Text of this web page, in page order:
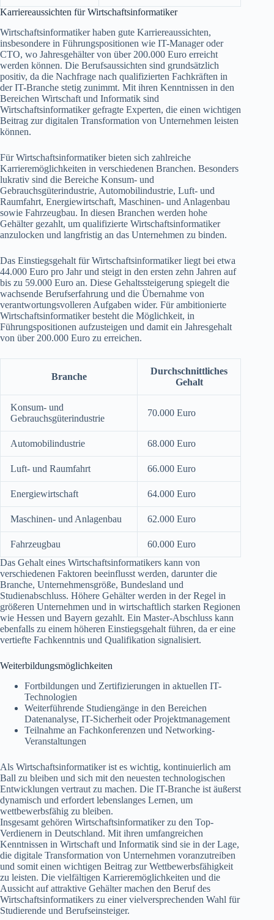
Karriereaussichten für Wirtschaftsinformatiker
Wirtschaftsinformatiker haben gute Karriereaussichten,
insbesondere in Führungspositionen wie IT-Manager oder
CTO, wo Jahresgehälter von über 200.000 Euro erreicht
werden können. Die Berufsaussichten sind grundsätzlich
positiv, da die Nachfrage nach qualifizierten Fachkräften in
der IT-Branche stetig zunimmt. Mit ihren Kenntnissen in den
Bereichen Wirtschaft und Informatik sind
Wirtschaftsinformatiker gefragte Experten, die einen wichtigen
Beitrag zur digitalen Transformation von Unternehmen leisten
können.
Für Wirtschaftsinformatiker bieten sich zahlreiche
Karrieremöglichkeiten in verschiedenen Branchen. Besonders
lukrativ sind die Bereiche Konsum- und
Gebrauchsgüterindustrie, Automobilindustrie, Luft- und
Raumfahrt, Energiewirtschaft, Maschinen- und Anlagenbau
sowie Fahrzeugbau. In diesen Branchen werden hohe
Gehälter gezahlt, um qualifizierte Wirtschaftsinformatiker
anzulocken und langfristig an das Unternehmen zu binden.
Das Einstiegsgehalt für Wirtschaftsinformatiker liegt bei etwa
44.000 Euro pro Jahr und steigt in den ersten zehn Jahren auf
bis zu 59.000 Euro an. Diese Gehaltssteigerung spiegelt die
wachsende Berufserfahrung und die Übernahme von
verantwortungsvolleren Aufgaben wider. Für ambitionierte
Wirtschaftsinformatiker besteht die Möglichkeit, in
Führungspositionen aufzusteigen und damit ein Jahresgehalt
von über 200.000 Euro zu erreichen.
Branche
Durchschnittliches
Gehalt
Konsum- und
Gebrauchsgüterindustrie
70.000 Euro
Automobilindustrie 68.000 Euro
Luft- und Raumfahrt 66.000 Euro
Energiewirtschaft 64.000 Euro
Maschinen- und Anlagenbau 62.000 Euro
Fahrzeugbau
60.000 Euro
Das Gehalt eines Wirtschaftsinformatikers kann von
verschiedenen Faktoren beeinflusst werden, darunter die
Branche, Unternehmensgröße, Bundesland und
Studienabschluss. Höhere Gehälter werden in der Regel in
größeren Unternehmen und in wirtschaftlich starken Regionen
wie Hessen und Bayern gezahlt. Ein Master-Abschluss kann
ebenfalls zu einem höheren Einstiegsgehalt führen, da er eine
vertiefte Fachkenntnis und Qualifikation signalisiert.
Weiterbildungsmöglichkeiten
Fortbildungen und Zertifizierungen in aktuellen IT-
Technologien
Weiterführende Studiengänge in den Bereichen
Datenanalyse, IT-Sicherheit oder Projektmanagement
Teilnahme an Fachkonferenzen und Networking-
Veranstaltungen
Als Wirtschaftsinformatiker ist es wichtig, kontinuierlich am
Ball zu bleiben und sich mit den neuesten technologischen
Entwicklungen vertraut zu machen. Die IT-Branche ist äußerst
dynamisch und erfordert lebenslanges Lernen, um
wettbewerbsfähig zu bleiben.
Insgesamt gehören Wirtschaftsinformatiker zu den Top-
Verdienern in Deutschland. Mit ihren umfangreichen
Kenntnissen in Wirtschaft und Informatik sind sie in der Lage,
die digitale Transformation von Unternehmen voranzutreiben
und somit einen wichtigen Beitrag zur Wettbewerbsfähigkeit
zu leisten. Die vielfältigen Karrieremöglichkeiten und die
Aussicht auf attraktive Gehälter machen den Beruf des
Wirtschaftsinformatikers zu einer vielversprechenden Wahl für
Studierende und Berufseinsteiger.